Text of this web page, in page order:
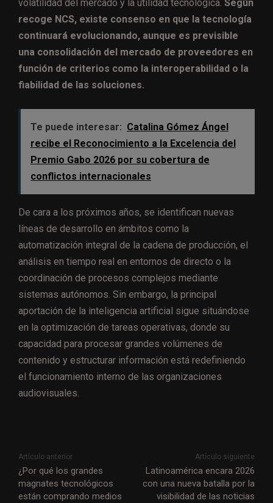
volatilidad del mercado y la utilidad tecnológica. Según
recoge NCS, existe consenso en que la tecnología
continuará evolucionando, aunque es previsible
una consolidación del mercado de proveedores en
función de criterios como la interoperabilidad o la
fiabilidad de las soluciones.
Te puede interesar: Catalina Gómez Ángel
recibe el Reconocimiento a la Excelencia del
Premio Gabo 2026 por su cobertura de
conflictos internacionales
De cara a los próximos años, se identifican nuevas
líneas de desarrollo en ámbitos como la
automatización integral de la cadena de producción, el
análisis en tiempo real en entornos de directo o la
coordinación de procesos complejos mediante
sistemas autónomos. Sin embargo, la principal
aportación de la inteligencia artificial sigue situándose
en la optimización de tareas operativas, donde su
capacidad para procesar grandes volúmenes de
contenido y estructurar información está redefiniendo
el funcionamiento interno de las organizaciones
audiovisuales.
Artículo anterior
¿Por qué los grandes
magnates tecnológicos
están comprando medios
Artículo siguiente
Latinoamérica encara 2026
con una nueva batalla por la
visibilidad de las noticias